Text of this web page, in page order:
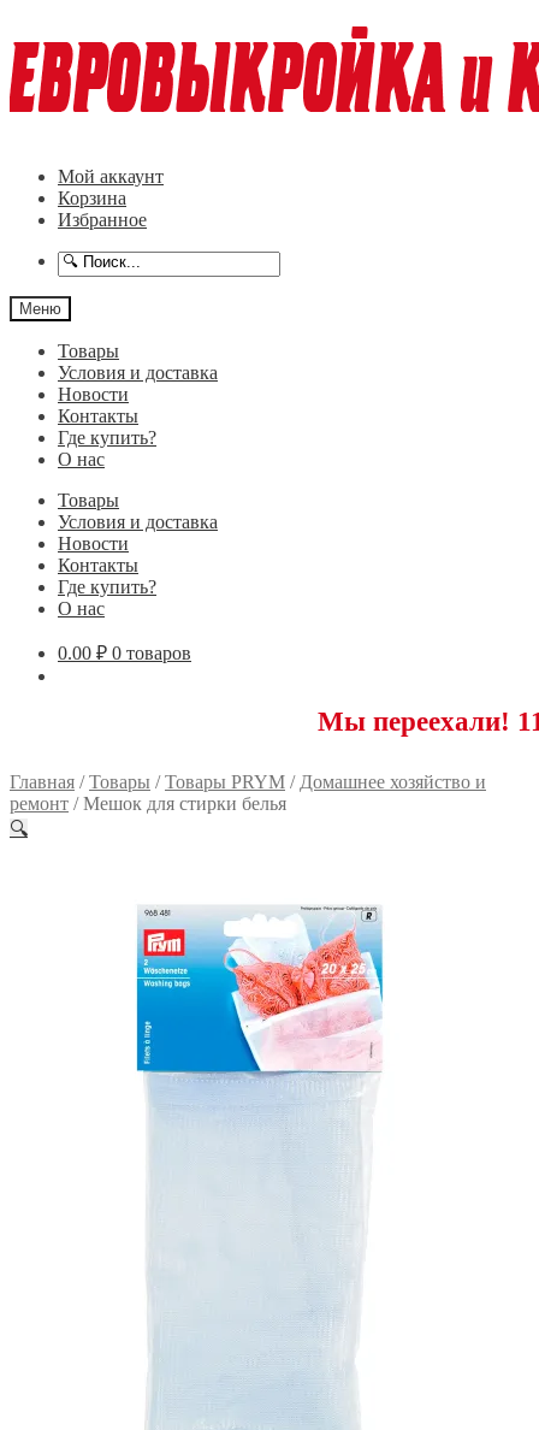
к
навигации
к
содержимому
Мой аккаунт
Корзина
Избранное
Меню
Товары
Условия и доставка
Новости
Контакты
Где купить?
О нас
Товары
Условия и доставка
Новости
Контакты
Где купить?
О нас
0.00 ₽ 0 товаров
Мы переехали! 117593
Главная /Товары /Товары PRYM / Домашнее хозяйство и
ремонт /Мешок для стирки белья
🔍